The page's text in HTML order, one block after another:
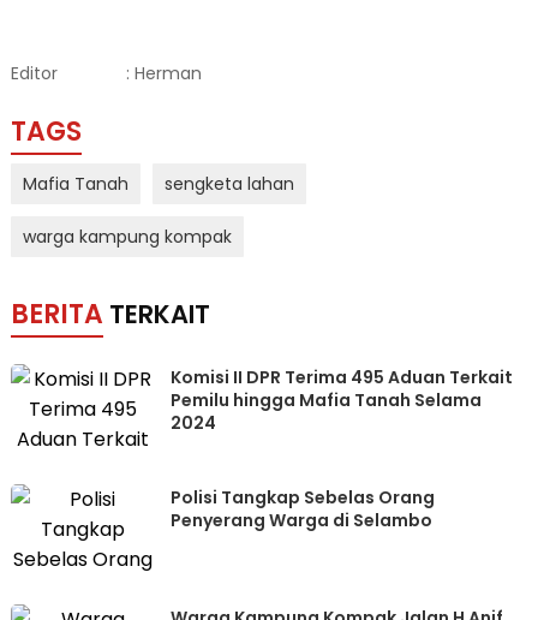
Editor : Herman
TAGS
Mafia Tanah sengketa lahan
warga kampung kompak
BERITA TERKAIT
Komisi II DPR Terima 495 Aduan Terkait
Pemilu hingga Mafia Tanah Selama
2024
Polisi Tangkap Sebelas Orang
Penyerang Warga di Selambo